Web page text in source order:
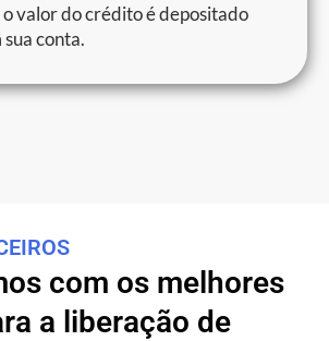
valor do crédito é depositado
conta.
com os melhores
a liberação de